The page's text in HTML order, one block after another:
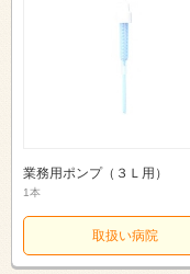
業務用ポンプ（３Ｌ用）
1本
取扱い病院